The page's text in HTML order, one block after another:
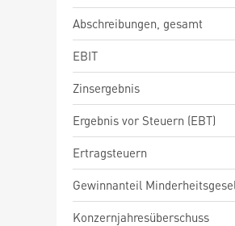
Abschreibungen, gesamt
EBIT
Zinsergebnis
Ergebnis vor Steuern (EBT)
Ertragsteuern
Gewinnanteil
Konzernjahresüberschuss